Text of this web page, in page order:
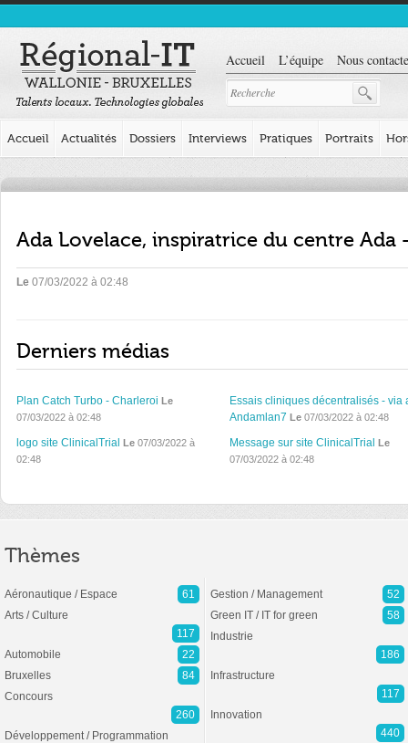
Accueil L’équipe Nous
Accueil Actualités Dossiers Interviews Pratiques Portraits
Ada Lovelace, inspiratrice du centre Ada
Le 07/03/2022 à 02:48
Derniers médias
Plan Catch Turbo - Charleroi Le
07/03/2022 à 02:48
Essais cliniques décentralisés - via
Andamlan7 Le07/03/2022 à 02:48
logo site ClinicalTrial Le 07/03/2022 à
02:48
Message sur site ClinicalTrial Le
07/03/2022 à 02:48
Thèmes
Aéronautique / Espace
61
Arts / Culture
117
Automobile
22
Bruxelles
84
Concours
260
Développement / Programmation
Gestion / Management
52
Green IT / IT for green
58
Industrie
186
Infrastructure
117
Innovation
440